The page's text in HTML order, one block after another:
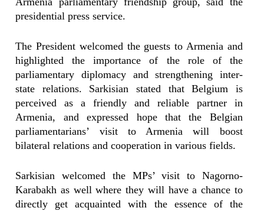
presidential press service.
The President welcomed the guests to Armenia and
highlighted the importance of the role of the
parliamentary diplomacy and strengthening inter-
state relations. Sarkisian stated that Belgium is
perceived as a friendly and reliable partner in
Armenia, and expressed hope that the Belgian
parliamentarians’ visit to Armenia will boost
bilateral relations and cooperation in various fields.
Sarkisian welcomed the MPs’ visit to Nagorno-
Karabakh as well where they will have a chance to
directly get acquainted with the essence of the